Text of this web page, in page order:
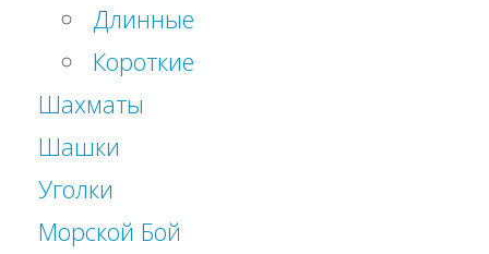
Длинные
Короткие
Шахматы
Шашки
Уголки
Морской Бой